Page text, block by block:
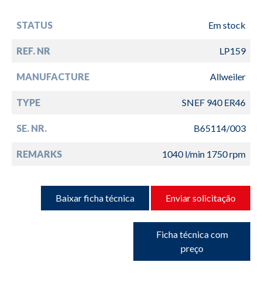
STATUS Em stock
REF. NR LP159
MANUFACTURE Allweiler
TYPE SNEF 940 ER46
SE. NR. B65114/003
REMARKS 1040 l/min 1750 rpm
Baixar ficha técnica Enviar solicitação
Ficha técnica com
preço